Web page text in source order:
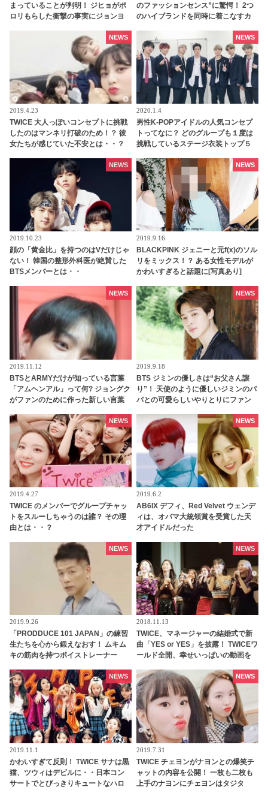
まっていることが判明！ ジヒョがポ
ロリもらした衝撃の事実にジョンヨ
ぶ！？ ONCEからは心配の声も［動
のファッションセンス”に驚愕！ 2つ
のハイブランドを同時に着こなすカ
出せる自然な上品さとセクシーな雰
囲気にメロメロ
2019.4.23
TWICE 大人っぽいコンセプトに挑戦
したのはマンネリ打破のため！？ 彼
女たちが感じていた不安とは・・？
NEWS
2020.1.4
男性K-POPアイドルの人気コンセプ
トってなに？ どのグループも１度は
挑戦しているステージ衣装トップ５
NEWS
2019.10.23
顔の「黄金比」を持つのはVだけじゃ
ない！ 韓国の整形外科医が絶賛した
BTSメンバーとは・・
NEWS
2019.9.16
BLACKPINK ジェニーと元f(x)のソル
リをミックス！？ ある女性モデルが
かわいすぎると話題に[写真あり]
NEWS
2019.11.12
BTSとARMYだけが知っている言葉
「アムヘンアル」って何? ジョングク
がファンのために作った新しい言葉
NEWS
2019.9.18
BTS ジミンの優しさは“お父さん譲
り”！ 天使のように優しいジミンのパ
パとの可愛らしいやりとりにファン
NEWS
2019.4.27
TWICE のメンバーでグループチャッ
トをスルーしちゃうのは誰？ その理
由とは・・？
NEWS
2019.6.2
AB6IX デフィ、Red Velvet ウェンデ
ィは、オバマ大統領賞を受賞した天
才アイドルだった
NEWS
2019.9.26
「PRODDUCE 101 JAPAN」の練習
生たちを心から鍛えなおす！ ムキム
キの筋肉を持つボイストレーナー
人？
NEWS
2018.11.13
TWICE、マネージャーの結婚式で新
曲「YES or YES」を披露！ TWICEワ
ールド全開、幸せいっぱいの動画を
NEWS
2019.11.1
かわいすぎて反則！ TWICE サナは黒
猫、ツウィはデビルに・・日本コン
サートでとびっきりキュートなハロ
NEWS
2019.7.31
TWICE チェヨンがナヨンとの爆笑チ
ャットの内容を公開！ 一枚も二枚も
上手のナヨンにチェヨンはタジタ
NEWS